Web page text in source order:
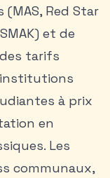
(MAS, Red Star
et de
tarifs
institutions
à prix
en
Les
communaux,